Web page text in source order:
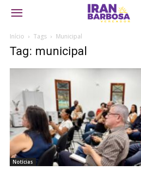
Início Tags Municipal
Tag: municipal
Notícias